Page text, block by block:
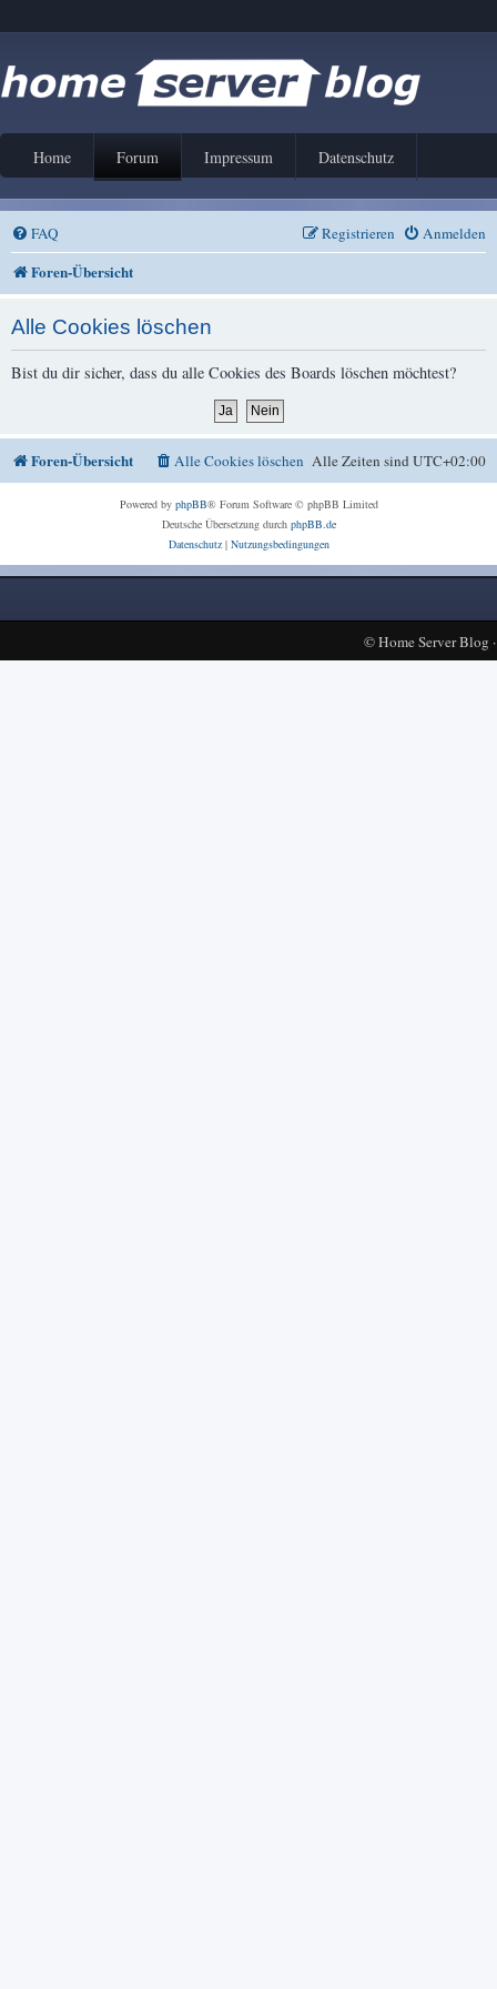
Home Forum Impressum Datenschutz
FAQ Anmelden
Registrieren
Foren-Übersicht
Alle Cookies löschen
Bist du dir sicher, dass du alle Cookies des Boards löschen möchtest?
Foren-Übersicht Alle Zeiten sindUTC+02:00
Alle Cookies löschen
Powered by phpBB® Forum Software © phpBB Limited
Deutsche Übersetzung durch phpBB.de
Datenschutz| Nutzungsbedingungen
©Home Server Blog